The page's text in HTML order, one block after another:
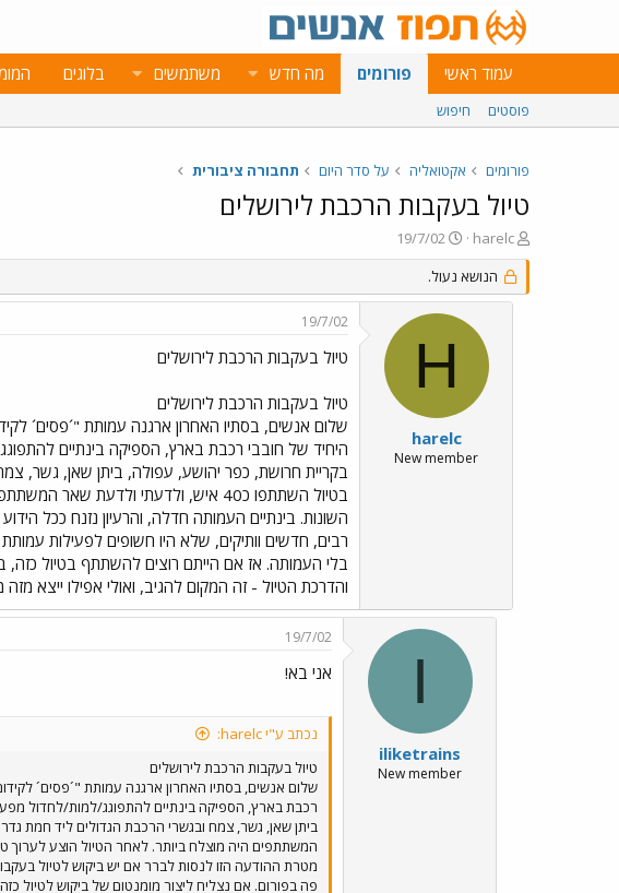
עמוד ראשי פורומים מה חדש משתמשים בלוגים
פוסטים חיפוש
פורומים אקטואליה על סדר היום תחבורה ציבורית
טיול בעקבות הרכבת לירושלים
פ
ו
ת
ח
harelc
פ
ו
ר
ס
ם
א
י
ך
19/7/02
הנושא נעול.
H
harelc
New member
19/7/02
טיול בעקבות הרכבת לירושלים
טיול בעקבות הרכבת לירושלים
שלום אנשים, בסתיו האחרון ארגנה עמותת "´פסים´
היחיד של חובבי רכבת בארץ, הספיקה בינתיים
בקריית חרושת, כפר יהושע, עפולה, ביתן שאן, גשר,
בטיול השתתפו כ40 איש, ולדעתי
השונות. בינתיים העמותה חדלה, והרעיון נזנח ככל
רבים, חדשים וותיקים, שלא היו חשופים לפעילות
והדרכת הטיול - זה המקום להגיב, ואולי אפילו ייצא
I
iliketrains
New member
19/7/02
אני בא!
נכתב ע"י harelc:
טיול בעקבות הרכבת לירושלים
שלום אנשים, בסתיו האחרון ארגנה עמותת "´פסים´
רכבת בארץ, הספיקה בינתיים להתפוגג/למות/לחדול
המשתתפים היה מוצלח ביותר. לאחר הטיול הוצע לערוך
מטרת ההודעה הזו לנסות לברר אם יש ביקוש לטיול